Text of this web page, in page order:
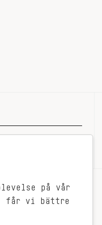
på vår
får vi bättre